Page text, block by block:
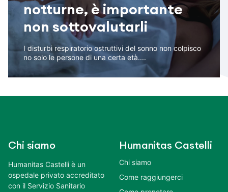
notturne, è importante
non sottovalutarli
I disturbi respiratorio ostruttivi del sonno non colpisco
no solo le persone di una certa età....
Chi siamo
Humanitas Castelli è un
ospedale privato accreditato
con il Servizio Sanitario
Humanitas Castelli
Chi siamo
Come raggiungerci